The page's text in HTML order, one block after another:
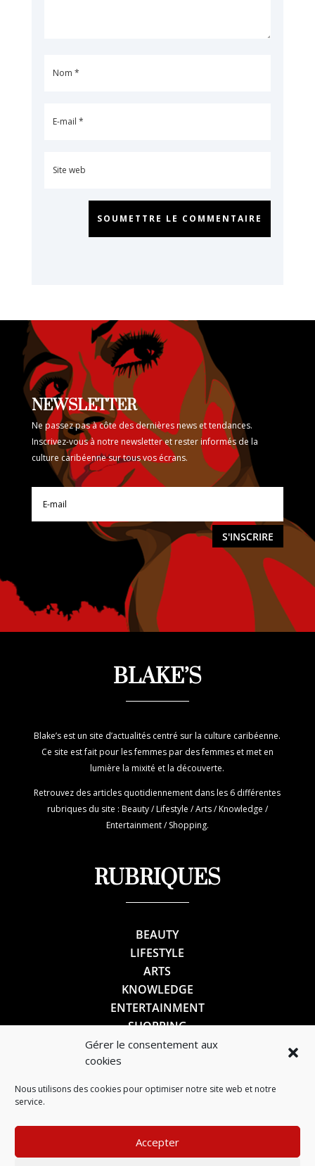
Gérer le consentement aux
cookies
Nous utilisons des cookies pour optimiser notre site web et notre
service.
Accepter
SOUMETTRE LE COMMENTAIRE
NEWSLETTER
Ne passez pas à côte des dernières news et tendances.
Inscrivez-vous à notre newsletter et rester informés de la
culture caribéenne sur tous vos écrans.
S'INSCRIRE
BLAKE’S
Blake’s est un site d’actualités centré sur la culture caribéenne.
Ce site est fait pour les femmes par des femmes et met en
lumière la mixité et la découverte.
Retrouvez des articles quotidiennement dans les 6 différentes
rubriques du site : Beauty / Lifestyle / Arts / Knowledge /
Entertainment / Shopping.
RUBRIQUES
BEAUTY
LIFESTYLE
ARTS
KNOWLEDGE
ENTERTAINMENT
SHOPPING
SUIVEZ-NOUS